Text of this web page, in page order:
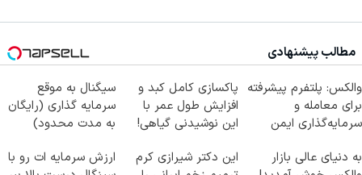
مطالب پیشنهادی
والکس: پلتفرم پیشرفته
برای معامله و
سرمایه‌گذاری ایمن
پاکسازی کامل کبد و
افزایش طول عمر با
این نوشیدنی گیاهی!
سیگنال به موقع
سرمایه گذاری (رایگان
به مدت محدود)
به دنیای عالی بازار
این دکتر شیرازی کرم
ارزش سرمایه ات رو با